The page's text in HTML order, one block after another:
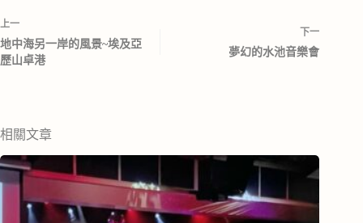
上一
地中海另一岸的風景~埃及亞
歷山卓港
下一
夢幻的水池音樂會
相關文章